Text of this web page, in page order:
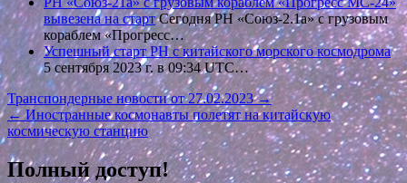
вывезена на стартСегодня РН «Союз-2.1а» с грузовым
кораблем «Прогресс…
Успешный старт РН с китайского морского космодрома
5 сентября 2023 г. в 09:34 UTC…
Навигация
по
записям
Транспондерные новости от 27.02.2023 →
← Иностранные космонавты полетят на китайскую
космическую станцию
Полный доступ!